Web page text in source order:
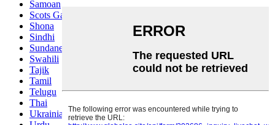
Samoan
Scots Gaelic
Shona
Sindhi
Sundanese
Swahili
Tajik
Tamil
Telugu
Thai
Ukrainian